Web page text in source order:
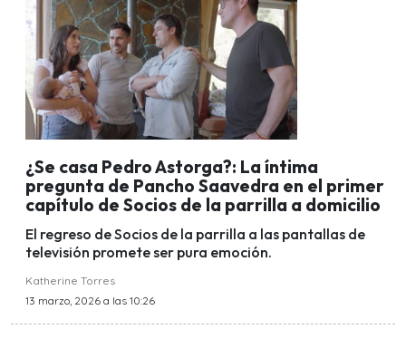
¿Se casa Pedro Astorga?: La íntima
pregunta de Pancho Saavedra en el primer
capítulo de Socios de la parrilla a domicilio
El regreso de Socios de la parrilla a las pantallas de
televisión promete ser pura emoción.
Katherine Torres
13 marzo, 2026 a las 10:26